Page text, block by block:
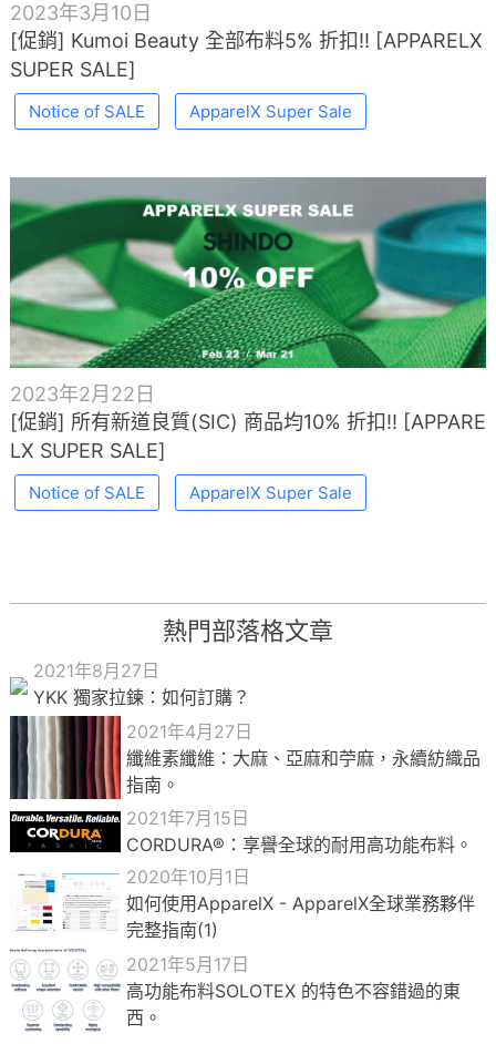
2023年3月10日
[促銷] Kumoi Beauty 全部布料5% 折扣!! [APPARELX
SUPER SALE]
Notice of SALE ApparelX Super Sale
2023年2月22日
[促銷] 所有新道良質(SIC) 商品均10% 折扣!! [APPARE
LX SUPER SALE]
Notice of SALE ApparelX Super Sale
熱門部落格文章
2021年8月27日
YKK 獨家拉鍊：如何訂購？
2021年4月27日
纖維素纖維：大麻、亞麻和苧麻，永續紡織品
指南。
2021年7月15日
CORDURA®：享譽全球的耐用高功能布料。
2020年10月1日
如何使用ApparelX - ApparelX全球業務夥伴
完整指南(1)
2021年5月17日
高功能布料SOLOTEX 的特色不容錯過的東
西。